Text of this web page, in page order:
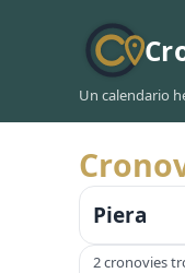
Un calendario
Piera
2 cronovies